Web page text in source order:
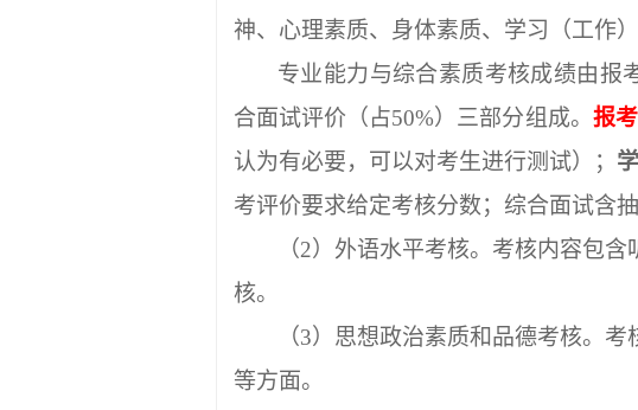
神、心理素质、身体素质、学习（工作
专业能力与综合素质考核成绩由报
合面试评价（ 占50%）三部分组成。 报
认为有必要，可以对考生进行测试）；
考评价要求给定考核分数；综合面试含
（2）外语水平考核。考核内容包
核。
（3）思想政治素质和品德考核。
等方面。